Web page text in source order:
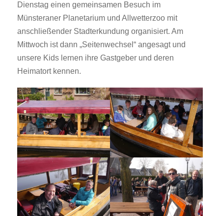
Dienstag einen gemeinsamen Besuch im
Münsteraner Planetarium und Allwetterzoo mit
anschließender Stadterkundung organisiert. Am
Mittwoch ist dann „Seitenwechsel“ angesagt und
unsere Kids lernen ihre Gastgeber und deren
Heimatort kennen.